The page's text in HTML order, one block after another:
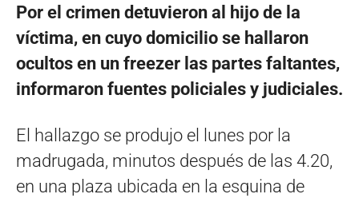
Por el crimen detuvieron al hijo de la
víctima, en cuyo domicilio se hallaron
ocultos en un freezer las partes faltantes,
informaron fuentes policiales y judiciales.
El hallazgo se produjo el lunes por la
madrugada, minutos después de las 4.20,
en una plaza ubicada en la esquina de